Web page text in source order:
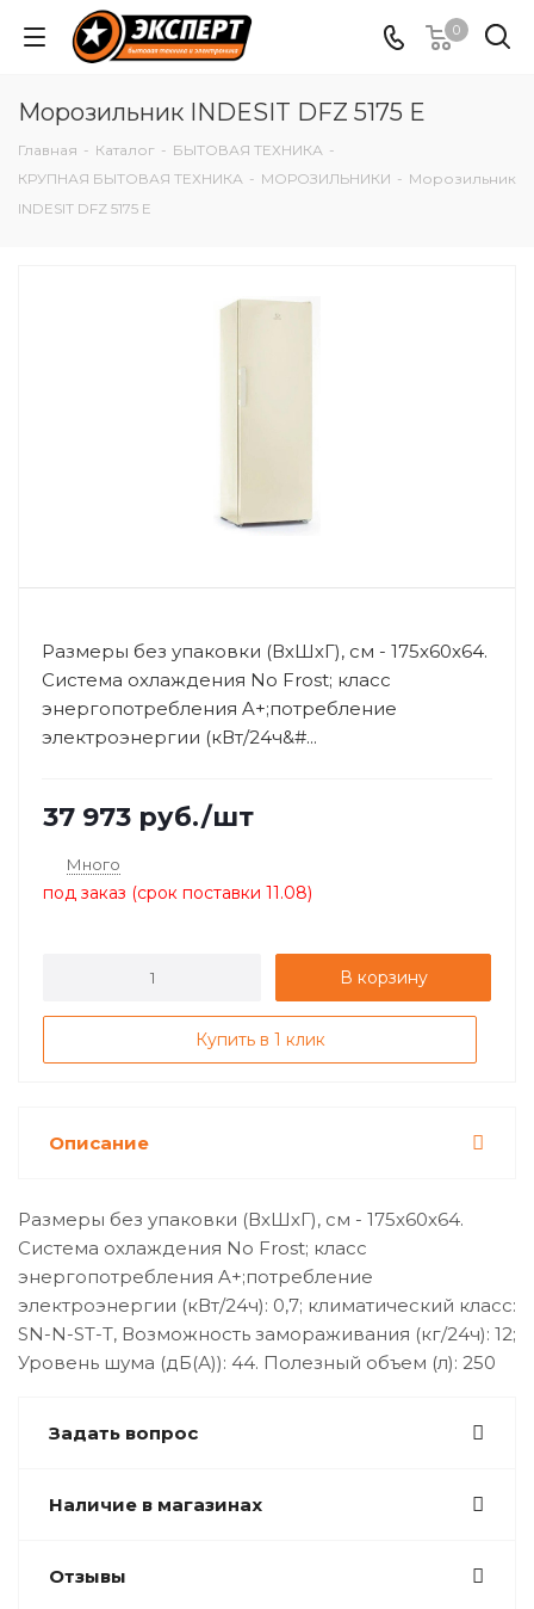
0
Морозильник INDESIT DFZ 5175 E
Главная - Каталог - БЫТОВАЯ ТЕХНИКА -
КРУПНАЯ БЫТОВАЯ ТЕХНИКА - МОРОЗИЛЬНИКИ - Морозильник
INDESIT DFZ 5175 E
Размеры без упаковки (ВхШхГ), см - 175x60x64.
Система охлаждения No Frost; класс
энергопотребления A+;потребление
электроэнергии (кВт/24ч&#...
37 973 руб./шт
Много
под заказ (срок поставки 11.08)
В корзину
Купить в 1 клик
Описание
Размеры без упаковки (ВхШхГ), см - 175x60x64.
Система охлаждения No Frost; класс
энергопотребления A+;потребление
электроэнергии (кВт/24ч): 0,7; климатический класс:
SN-N-ST-T, Возможность замораживания (кг/24ч): 12;
Уровень шума (дБ(А)): 44. Полезный объем (л): 250
Задать вопрос
Наличие в магазинах
Отзывы